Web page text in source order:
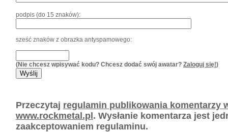
podpis (do 15 znaków):
sześć znaków z obrazka antyspamowego:
(Nie chcesz wpisywać kodu? Chcesz dodać swój awatar? Zaloguj się!)
Przeczytaj regulamin publikowania komentarzy
www.rockmetal.pl. Wysłanie komentarza jest
zaakceptowaniem regulaminu.